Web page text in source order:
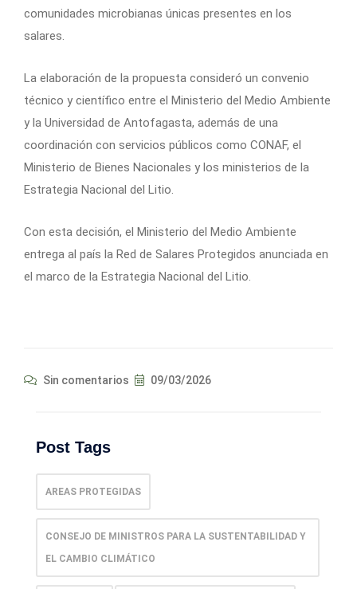
comunidades microbianas únicas presentes en los
salares.
La elaboración de la propuesta consideró un convenio
técnico y científico entre el Ministerio del Medio Ambiente
y la Universidad de Antofagasta, además de una
coordinación con servicios públicos como CONAF, el
Ministerio de Bienes Nacionales y los ministerios de la
Estrategia Nacional del Litio.
Con esta decisión, el Ministerio del Medio Ambiente
entrega al país la Red de Salares Protegidos anunciada en
el marco de la Estrategia Nacional del Litio.
Sin comentarios 09/03/2026
Post Tags
AREAS PROTEGIDAS
CONSEJO DE MINISTROS PARA LA SUSTENTABILIDAD Y
EL CAMBIO CLIMÁTICO